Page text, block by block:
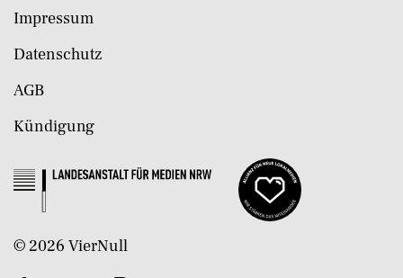
Impressum
Datenschutz
AGB
Kündigung
© 2026 VierNull